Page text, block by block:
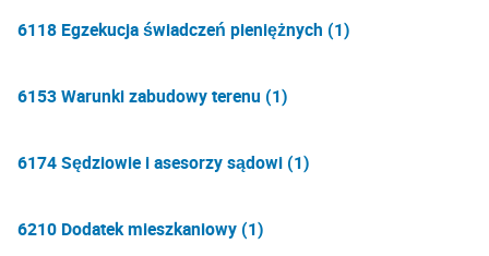
6118 Egzekucja świadczeń pieniężnych (1)
6153 Warunki zabudowy terenu (1)
6174 Sędziowie i asesorzy sądowi (1)
6210 Dodatek mieszkaniowy (1)